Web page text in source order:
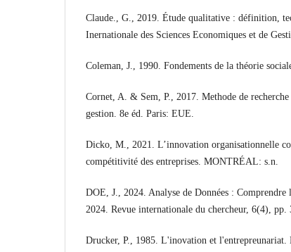
Claude., G., 2019. Étude qualitative : définition,
Inernationale des Sciences Economiques et de
Coleman, J., 1990. Fondements de la théorie
Cornet, A. & Sem, P., 2017. Methode de recherche
gestion. 8e éd. Paris: EUE.
Dicko, M., 2021. L’innovation organisationnelle
compétitivité des entreprises. MONTRÉAL: s.n.
DOE, J., 2024. Analyse de Données : Comprendre
2024. Revue internationale du chercheur, 6(4), pp.
Drucker, P., 1985. L'inovation et l'entrepreunariat.